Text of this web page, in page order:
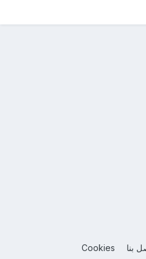
بنا Cookies